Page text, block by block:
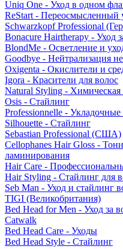
Uniq One - Уход в одном
ReStart - Переосмысленный
Schwarzkopf Professional
Bonacure Hairtherapy - Уход
BlondMe - Осветление и
Goodbye - Нейтрализация
Oxigenta - Окислители и
Igora - Красители для волос
Natural Styling - Химическая
Osis - Стайлинг
Professionnelle - Укладочные
Silhouette - Стайлинг
Sebastian Professional (США)
Cellophanes Hair Gloss -
ламинирования
Hair Care -
Hair Styling - Стайлинг для
Seb Man - Уход и стайлинг
TIGI (Великобритания)
Bed Head for Men - Уход за
Catwalk
Bed Head Care - Уходы
Bed Head Style - Стайлинг